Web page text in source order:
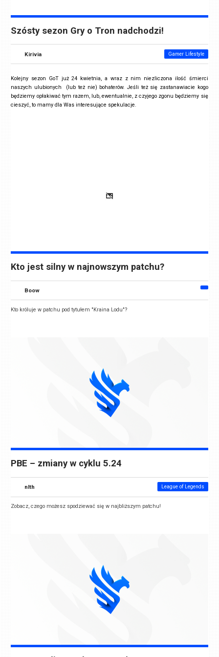
Szósty sezon Gry o Tron nadchodzi!
Kirivia Gamer Lifestyle
Kolejny sezon GoT już 24 kwietnia, a wraz z nim niezliczona ilość śmierci
naszych ulubionych (lub też nie) bohaterów. Jeśli też się zastanawiacie kogo
będziemy opłakiwać tym razem, lub, ewentualnie, z czyjego zgonu będziemy się
cieszyć, to mamy dla Was interesujące spekulacje.
Kto jest silny w najnowszym patchu?
Boow
Kto króluje w patchu pod tytułem "Kraina Lodu"?
PBE – zmiany w cyklu 5.24
nlth League of Legends
Zobacz, czego możesz spodziewać się w najbliższym patchu!